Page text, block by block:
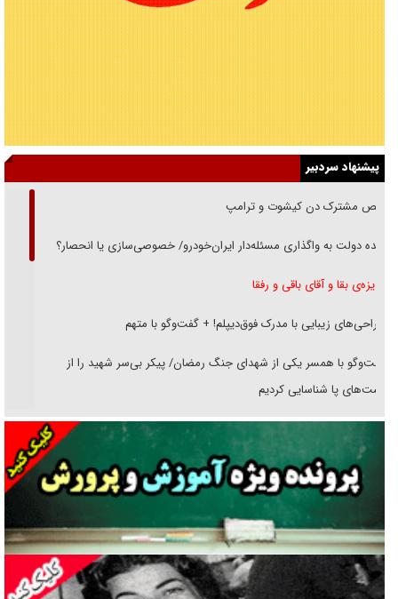
پیشنهاد سردبیر
رقص مشترک دن کیشوت و ترامپ
دنده دولت به واگذاری مسئله‌دار ایران‌خودرو/ خصوصی‌سازی یا انحصار؟
غریزه‌ی بقا و آقای باقی و رفقا
جراحی‌های زیبایی با مدرک فوق‌دیپلم! + گفت‌وگو با متهم
گفت‌وگو با همسر یکی از شهدای جنگ رمضان/ پیکر بی‌سر شهید را از
انگشت‌های پا شناسایی کردیم
نسلی که آنلاین الگو می‌گیرد
گفت‌وگو با آیت‌الله جاودان/ جفای مخالفان مکانت معنوی رهبر شهید را
ارتقا می‌داد
راننده مست به قانون می‌خندد
همه آقای دوربینی شده‌ایم!